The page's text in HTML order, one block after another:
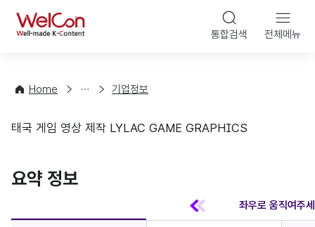
WelCon 통합검색 전체메뉴
Home
컨
팅
해
기
정
기업정보
기업정보
태국 게임 영상 제작 LYLAC GAME GRAPHICS
요약 정보